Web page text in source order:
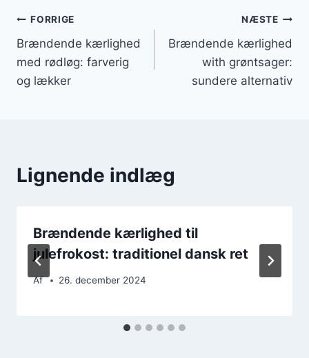
Indlægsnavigation
FORRIGE
Brændende kærlighed
med rødløg: farverig
og lækker
NÆSTE
Brændende kærlighed
with grøntsager:
sundere alternativ
Lignende indlæg
Brændende kærlighed til
julefrokost: traditionel dansk ret
Af 26. december 2024